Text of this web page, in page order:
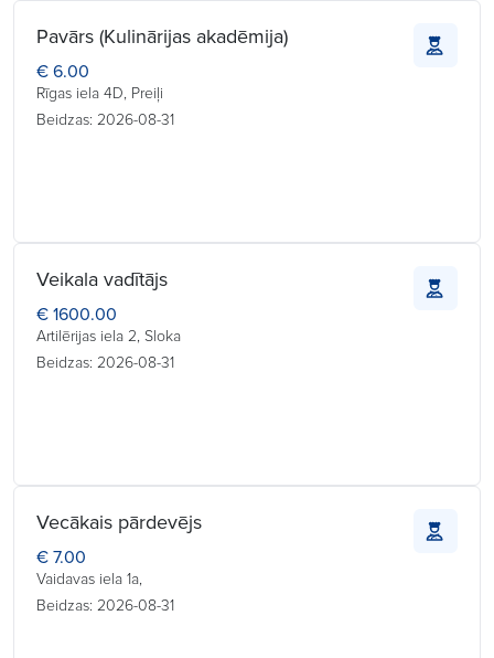
Pavārs (Kulinārijas akadēmija)
€ 6.00
Rīgas iela 4D, Preiļi
Beidzas: 2026-08-31
Veikala vadītājs
€ 1600.00
Artilērijas iela 2, Sloka
Beidzas: 2026-08-31
Vecākais pārdevējs
€ 7.00
Vaidavas iela 1a,
Beidzas: 2026-08-31